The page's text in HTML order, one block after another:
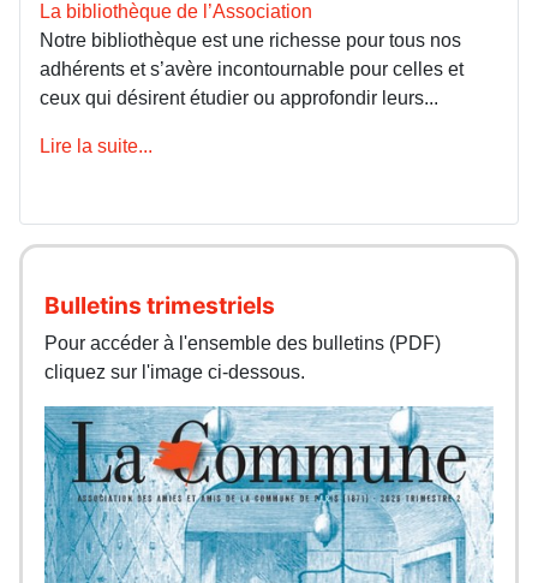
La bibliothèque de l’Association
Notre bibliothèque est une richesse pour tous nos
adhérents et s’avère incontournable pour celles et
ceux qui désirent étudier ou approfondir leurs...
Lire la suite...
Bulletins trimestriels
Pour accéder à l'ensemble des bulletins (PDF)
cliquez sur l'image ci-dessous.